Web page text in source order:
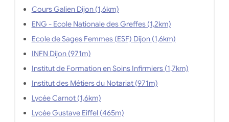
Cours Galien Dijon (1,6km)
ENG - Ecole Nationale des Greffes (1,2km)
Ecole de Sages Femmes (ESF) Dijon (1,6km)
INFN Dijon (971m)
Institut de Formation en Soins Infirmiers (1,7km)
Institut des Métiers du Notariat (971m)
Lycée Carnot (1,6km)
Lycée Gustave Eiffel (465m)